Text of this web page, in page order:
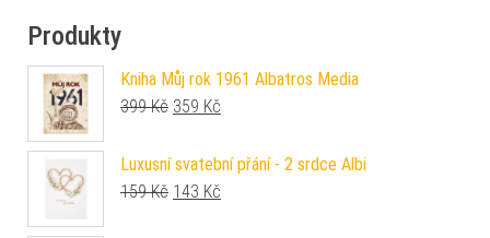
Produkty
Kniha Můj rok 1961 Albatros Media
399Kč Původní cena byla: 399 Kč.
359 Kč
Luxusní svatební přání - 2 srdce Albi
159Kč Původní cena byla: 159 Kč.
143 Kč